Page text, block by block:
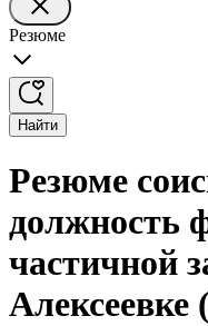
Резюме
Найти
Резюме
должность
частичной
Алексеевке